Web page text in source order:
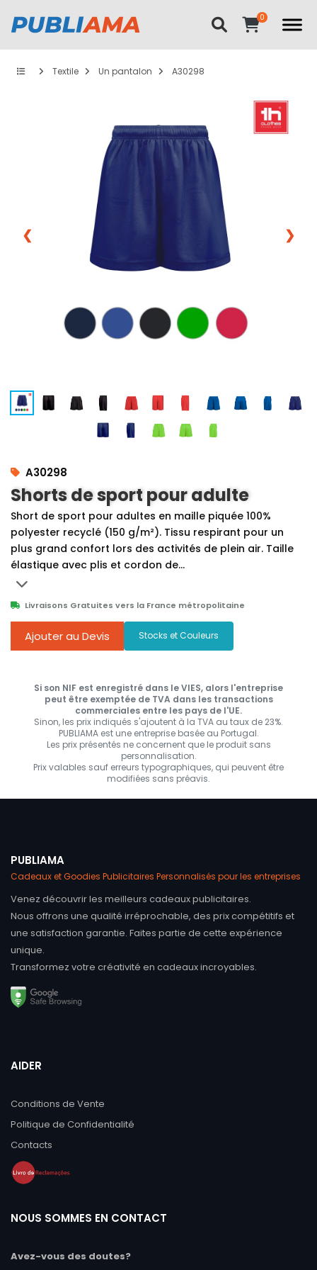
Textile Un pantalon A30298
❮ ❯
A30298
Shorts de sport pour adulte
Short de sport pour adultes en maille piquée 100%
polyester recyclé (150 g/m²). Tissu respirant pour un
plus grand confort lors des activités de plein air. Taille
élastique avec plis et cordon de...
Livraisons Gratuites vers la France métropolitaine
Ajouter au Devis Stocks et Couleurs
Si son NIF est enregistré dans le VIES, alors l'entreprise
peut être exemptée de TVA dans les transactions
commerciales entre les pays de l'UE.
Sinon, les prix indiqués s'ajoutent à la TVA au taux de 23%.
PUBLIAMA est une entreprise basée au Portugal.
Les prix présentés ne concernent que le produit sans
personnalisation.
Prix valables sauf erreurs typographiques, qui peuvent être
modifiées sans préavis.
PUBLIAMA
Cadeaux et Goodies Publicitaires Personnalisés pour les entreprises
Venez découvrir les meilleurs cadeaux publicitaires.
Nous offrons une qualité irréprochable, des prix compétitifs et
une satisfaction garantie. Faites partie de cette expérience
unique.
Transformez votre créativité en cadeaux incroyables.
AIDER
Conditions de Vente
Politique de Confidentialité
Contacts
NOUS SOMMES EN CONTACT
Avez-vous des doutes?